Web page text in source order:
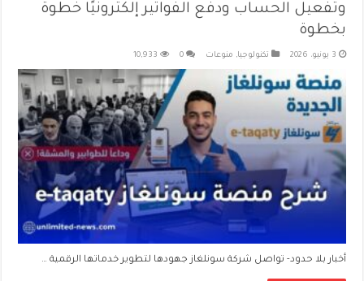
وتفعيل الحساب ودفع الفواتير إلكترونيًا خطوة
بخطوة
3 يونيو، 2026 تكنولوجيا, منوعات 0
10,933
أخبار بلا حدود- تواصل شركة سونلغاز جهودها لتطوير خدماتها الرقمية …